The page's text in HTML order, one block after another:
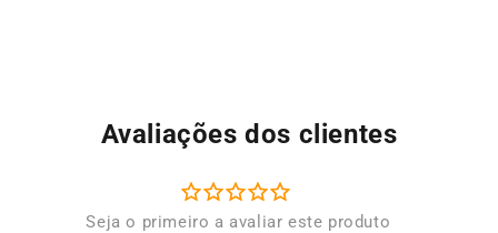
Avaliações dos clientes